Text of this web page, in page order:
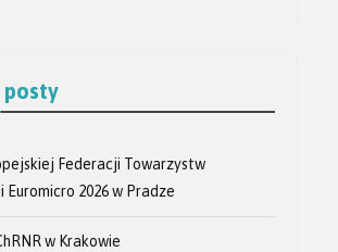
Federacji Towarzystw
Euromicro 2026 w Pradze
w Krakowie